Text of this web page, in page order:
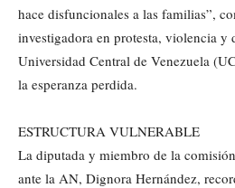
hace disfuncionales a las familias”,
investigadora en protesta, violencia y
Universidad Central de Venezuela
la esperanza perdida.
ESTRUCTURA VULNERABLE
La diputada y miembro de la
ante la AN, Dignora Hernández,